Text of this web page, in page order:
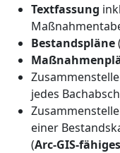
Textfassung
Bestandspläne
jedes
einer
(Arc-GIS-